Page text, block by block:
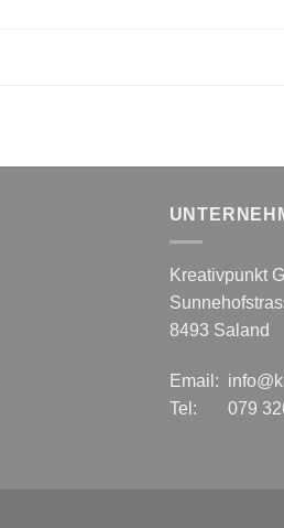
Kreativpunkt
8493 Saland
Email:
Tel: 079